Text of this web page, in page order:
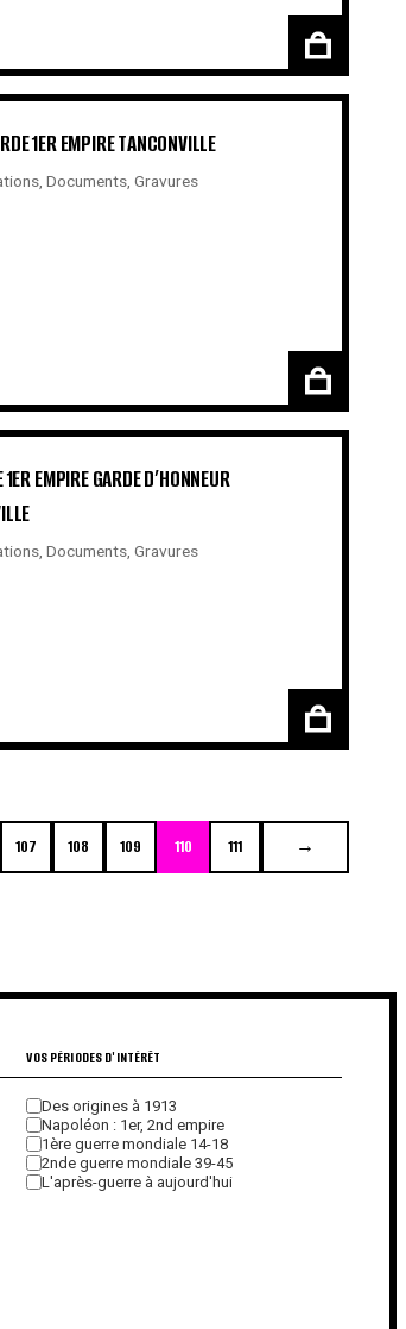
1ER EMPIRE TANCONVILLE
, Documents, Gravures
EMPIRE GARDE D’HONNEUR
, Documents, Gravures
107 108 109 110 111 →
VOS PÉRIODES D'INTÉRÊT
Des origines à 1913
Napoléon : 1er, 2nd empire
1ère guerre mondiale 14-18
2nde guerre mondiale 39-45
L'après-guerre à aujourd'hui